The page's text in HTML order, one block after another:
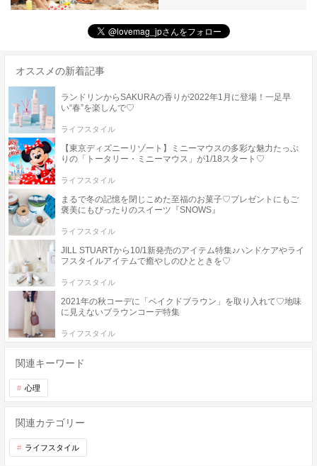
オススメの新着記事
ランドリンからSAKURAの香りが2022年1月に登場！一足早
い“春”を楽しんで♡
ライフスタイル
【東京ディズニーリゾート】ミニーマウスの多彩な魅力たっぷ
りの「トータリー・ミニーマウス」が1/18スタート♡
ライフスタイル
まるで冬の記憶を閉じこめた至福のお菓子♡プレゼントにもご
褒美にもぴったりのスイーツ『SNOWS』
ライフスタイル
JILL STUARTから10/1新発売のアイテム特集♪ハンドケアやライ
フスタイルアイテムで癒やしのひとときを♡
ライフスタイル
2021年の秋コーデに「ベイクドブラウン」を取り入れて♡地味
に見えないブラウンコーデ特集
ライフスタイル
関連キーワード
心理
関連カテゴリー
ライフスタイル